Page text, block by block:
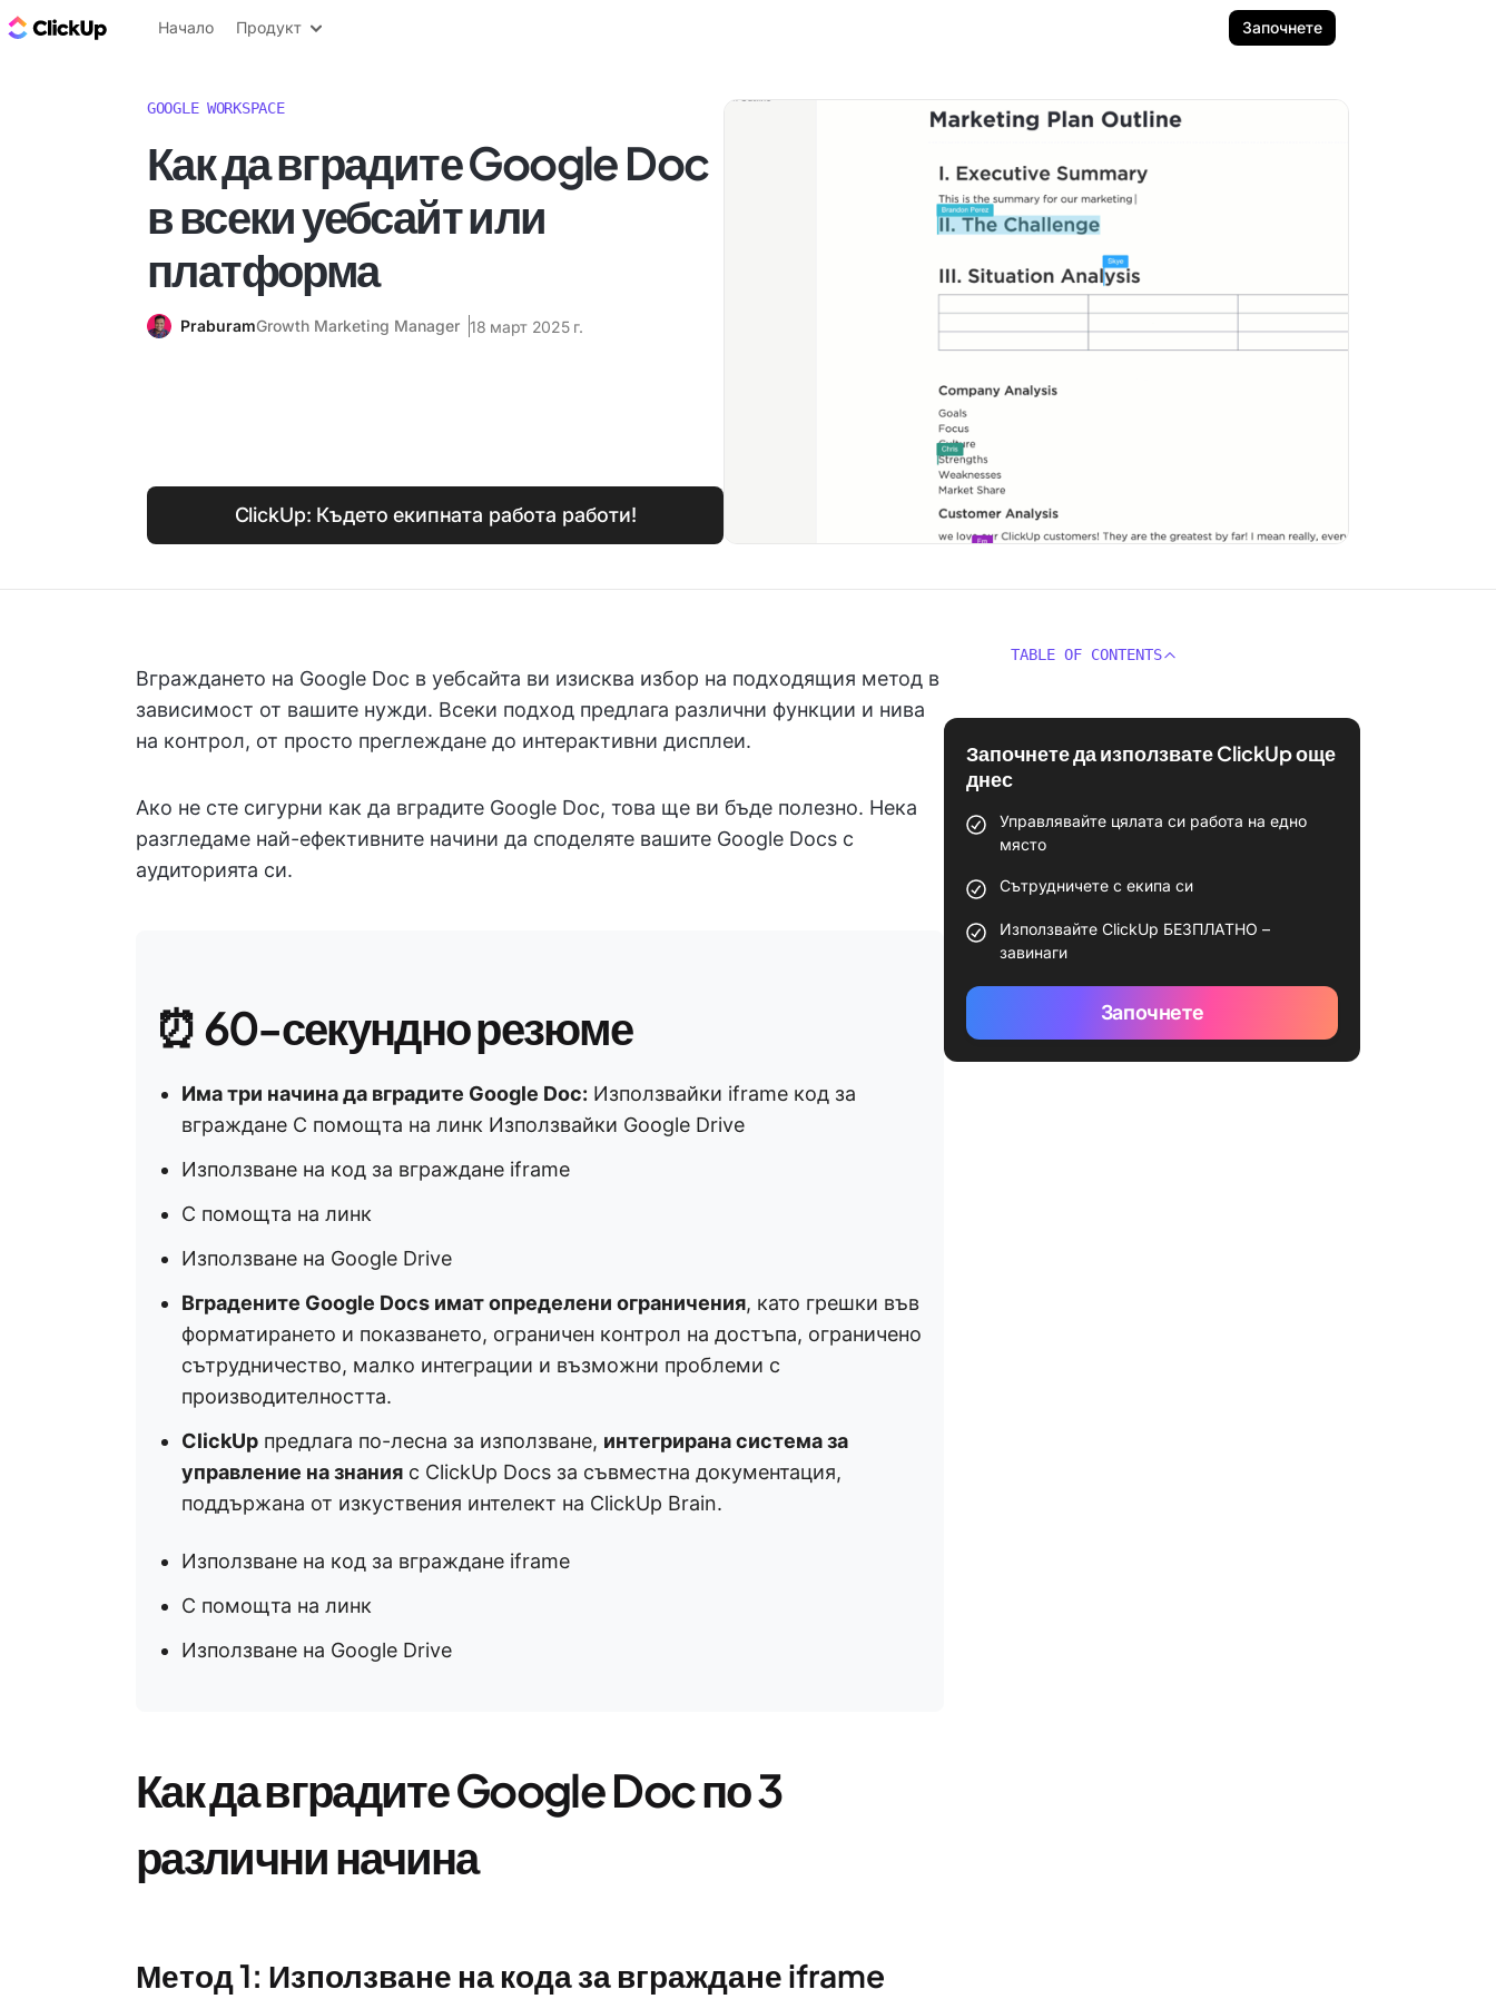
ClickUp блог
Начало Продукт Започнете
GOOGLE WORKSPACE
Как да вградите Google Doc
в всеки уебсайт или
платформа
PraburamGrowth Marketing Manager 18 март 2025 г.
ClickUp: Където екипната работа работи!
Вграждането на Google Doc в уебсайта ви изисква избор на подходящия метод в
зависимост от вашите нужди. Всеки подход предлага различни функции и нива
на контрол, от просто преглеждане до интерактивни дисплеи.
Ако не сте сигурни как да вградите Google Doc, това ще ви бъде полезно. Нека
разгледаме най-ефективните начини да споделяте вашите Google Docs с
аудиторията си.
⏰ 60-секундно резюме
Има три начина да вградите Google Doc: Използвайки iframe код за
вграждане С помощта на линк Използвайки Google Drive
Използване на код за вграждане iframe
С помощта на линк
Използване на Google Drive
Вградените Google Docs имат определени ограничения, като грешки във
форматирането и показването, ограничен контрол на достъпа, ограничено
сътрудничество, малко интеграции и възможни проблеми с
производителността.
ClickUp предлага по-лесна за използване, интегрирана система за
управление на знания с ClickUp Docs за съвместна документация,
поддържана от изкуствения интелект на ClickUp Brain.
Използване на код за вграждане iframe
С помощта на линк
Използване на Google Drive
Как да вградите Google Doc по 3
различни начина
Метод 1: Използване на кода за вграждане iframe
TABLE OF CONTENTS
Започнете да използвате ClickUp още
днес
Управлявайте цялата си работа на едно
място
Сътрудничете с екипа си
Използвайте ClickUp БЕЗПЛАТНО –
завинаги
Започнете